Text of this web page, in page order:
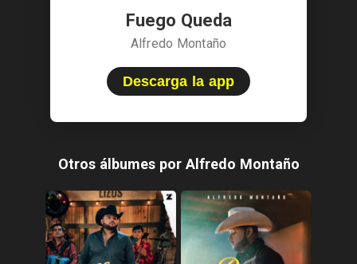
Fuego Queda
Alfredo Montaño
Descarga la app
Otros álbumes por Alfredo Montaño